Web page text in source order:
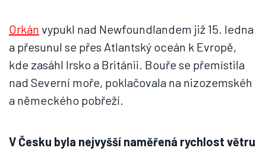
Orkán vypukl nad Newfoundlandem již 15. ledna
a přesunul se přes Atlantský oceán k Evropě,
kde zasáhl Irsko a Británii. Bouře se přemístila
nad Severní moře, poklačovala na nizozemskéh
a německého pobřeží.
V Česku byla nejvyšší naměřená rychlost větru